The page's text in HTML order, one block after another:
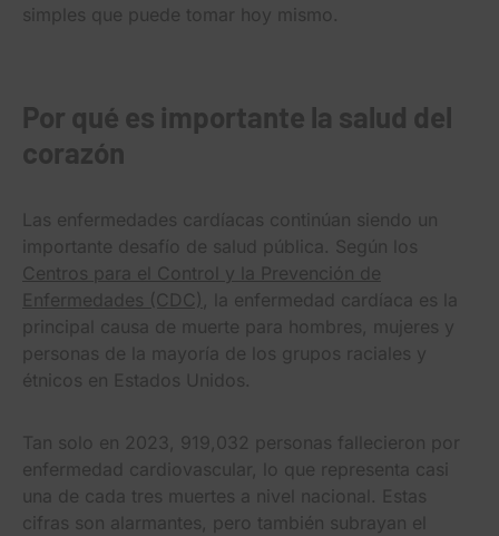
simples que puede tomar hoy mismo.
Por qué es importante la salud del
corazón
Las enfermedades cardíacas continúan siendo un
importante desafío de salud pública. Según los
Centros para el Control y la Prevención de
Enfermedades (CDC) , la enfermedad cardíaca es la
principal causa de muerte para hombres, mujeres y
personas de la mayoría de los grupos raciales y
étnicos en Estados Unidos.
Tan solo en 2023, 919,032 personas fallecieron por
enfermedad cardiovascular, lo que representa casi
una de cada tres muertes a nivel nacional. Estas
cifras son alarmantes, pero también subrayan el